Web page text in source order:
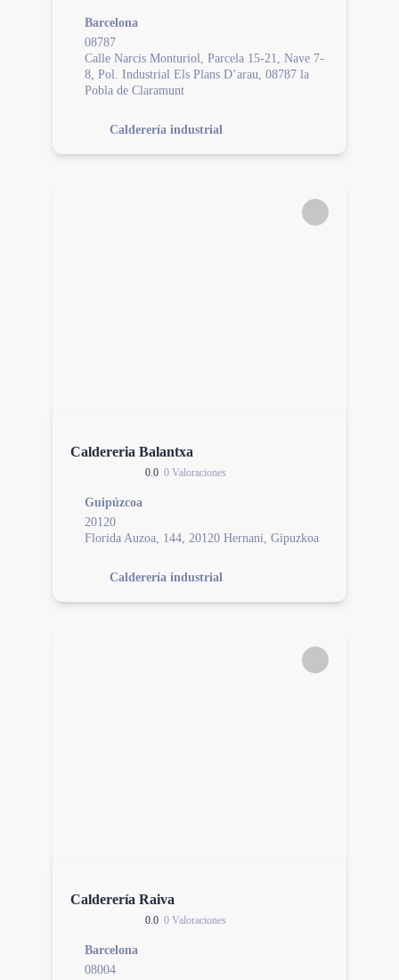
Barcelona
08787
Calle Narcis Monturiol, Parcela 15-21, Nave 7-
8, Pol. Industrial Els Plans D’arau, 08787 la
Pobla de Claramunt
Calderería industrial
Caldereria Balantxa
0.0 0 Valoraciones
Guipúzcoa
20120
Florida Auzoa, 144, 20120 Hernani, Gipuzkoa
Calderería industrial
Calderería Raiva
0.0 0 Valoraciones
Barcelona
08004